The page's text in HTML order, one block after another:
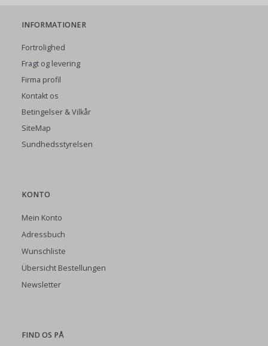
INFORMATIONER
Fortrolighed
Fragt og levering
Firma profil
Kontakt os
Betingelser & Vilkår
SiteMap
Sundhedsstyrelsen
KONTO
Mein Konto
Adressbuch
Wunschliste
Übersicht Bestellungen
Newsletter
FIND OS PÅ